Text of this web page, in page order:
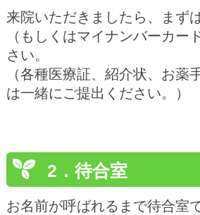
来院いただきましたら、まず
（もしくはマイナンバーカー
さい。
（各種医療証、紹介状、お薬
は一緒にご提出ください。）
2．待合室
お名前が呼ばれるまで待合室